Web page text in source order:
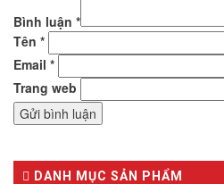
Bình luận *
Tên *
Email *
Trang web
DANH MỤC SẢN PHẨM